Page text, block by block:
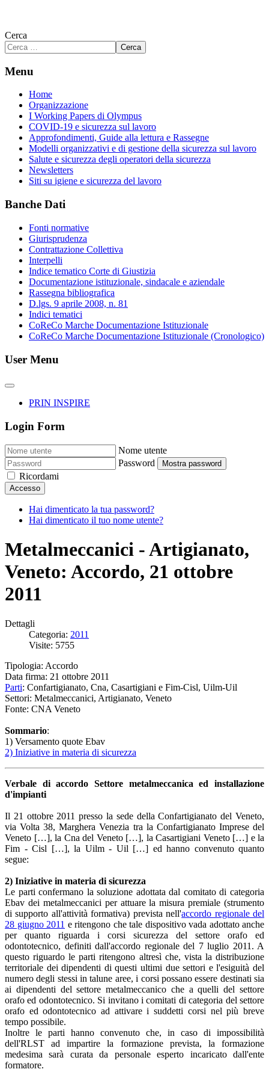
Cerca
Cerca
Menu
Home
Organizzazione
I Working Papers di Olympus
COVID-19 e sicurezza sul lavoro
Approfondimenti, Guide alla lettura e Rassegne
Modelli organizzativi e di gestione della sicurezza sul lavoro
Salute e sicurezza degli operatori della sicurezza
Newsletters
Siti su igiene e sicurezza del lavoro
Banche Dati
Fonti normative
Giurisprudenza
Contrattazione Collettiva
Interpelli
Indice tematico Corte di Giustizia
Documentazione istituzionale, sindacale e aziendale
Rassegna bibliografica
D.lgs. 9 aprile 2008, n. 81
Indici tematici
CoReCo Marche Documentazione Istituzionale
CoReCo Marche Documentazione Istituzionale (Cronologico)
User Menu
PRIN INSPIRE
Login Form
Nome utente
Password
Mostra password
Ricordami
Accesso
Hai dimenticato la tua password?
Hai dimenticato il tuo nome utente?
Metalmeccanici - Artigianato,
Veneto: Accordo, 21 ottobre
2011
Dettagli
Categoria: 2011
Visite: 5755
Tipologia: Accordo
Data firma: 21 ottobre 2011
Parti: Confartigianato, Cna, Casartigiani e Fim-Cisl, Uilm-Uil
Settori: Metalmeccanici, Artigianato, Veneto
Fonte: CNA Veneto
Sommario:
1) Versamento quote Ebav
2) Iniziative in materia di sicurezza
Verbale di accordo Settore metalmeccanica ed installazione
d'impianti
Il 21 ottobre 2011 presso la sede della Confartigianato del Veneto,
via Volta 38, Marghera Venezia tra la Confartigianato Imprese del
Veneto […], la Cna del Veneto […], la Casartigiani Veneto […] e la
Fim - Cisl […], la Uilm - Uil […] ed hanno convenuto quanto
segue:
2) Iniziative in materia di sicurezza
Le parti confermano la soluzione adottata dal comitato di categoria
Ebav dei metalmeccanici per attuare la misura premiale (strumento
di supporto all'attività formativa) prevista nell'accordo regionale del
28 giugno 2011 e ritengono che tale dispositivo vada adottato anche
per quanto riguarda i corsi sicurezza del settore orafo ed
odontotecnico, definiti dall'accordo regionale del 7 luglio 2011. A
questo riguardo le parti ritengono altresì che, vista la distribuzione
territoriale dei dipendenti di questi ultimi due settori e l'esiguità del
numero degli stessi in talune aree, i corsi possano essere destinati sia
ai dipendenti del settore metalmeccanico che a quelli del settore
orafo ed odontotecnico. Si invitano i comitati di categoria del settore
orafo ed odontotecnico ad attivare i suddetti corsi nel più breve
tempo possibile.
Inoltre le parti hanno convenuto che, in caso di impossibilità
dell'RLST ad impartire la formazione prevista, la formazione
medesima sarà curata da personale esperto incaricato dall'ente
formatore.